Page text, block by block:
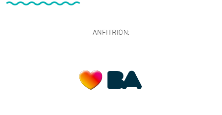
ANFITRIÓN: